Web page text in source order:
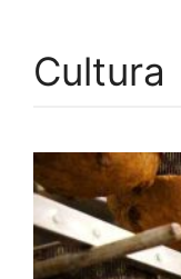
Cultura